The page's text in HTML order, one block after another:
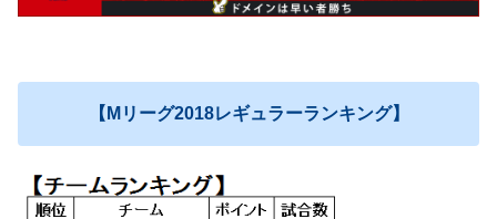
【Mリーグ2018レギュラーランキング】